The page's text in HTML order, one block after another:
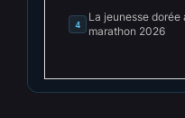
4
La jeunesse
marathon 2026